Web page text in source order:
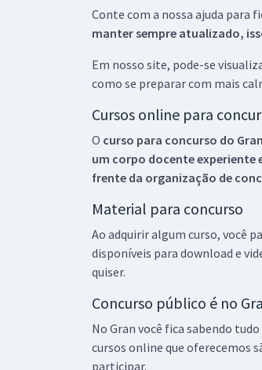
Conte com a nossa ajuda para
manter sempre atualizado,
Em nosso site, pode-se
como se preparar com mais
Cursos online para
O curso para concurso do
um corpo docente experiente
frente da organização de
Material para concurso
Ao adquirir algum curso, você
disponíveis para download e
quiser.
Concurso público é no
No Gran você fica sabendo
cursos online que oferecemos
participar.